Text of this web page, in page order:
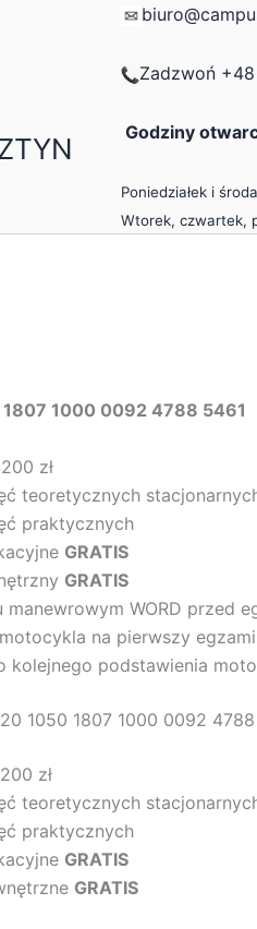
Zadzwoń
Godziny
Poniedziałek i
Wtorek, czwartek,
1000 0092 4788 5461
zł
teoretycznych
praktycznych
GRATIS
GRATIS
manewrowym WORD przed
na pierwszy
kolejnego podstawienia
1050 1807 1000 0092
zł
teoretycznych
praktycznych
GRATIS
GRATIS